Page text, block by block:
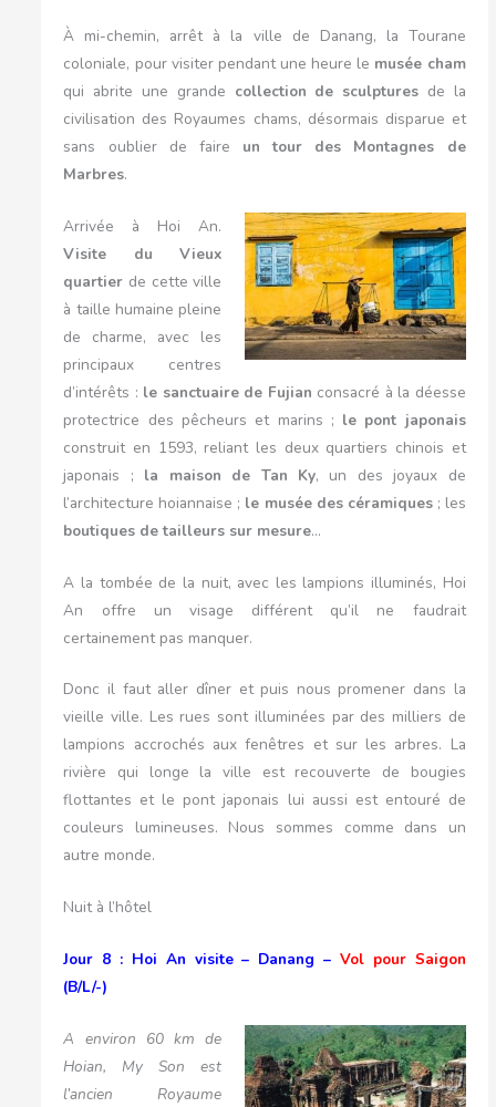
À mi-chemin, arrêt à la ville de Danang, la Tourane
coloniale, pour visiter pendant une heure le musée cham
qui abrite une grande collection de sculptures de la
civilisation des Royaumes chams, désormais disparue et
sans oublier de faire un tour des Montagnes de
Marbres.
Arrivée à Hoi An.
Visite du Vieux
quartier de cette ville
à taille humaine pleine
de charme, avec les
principaux centres
d’intérêts : le sanctuaire de Fujian consacré à la déesse
protectrice des pêcheurs et marins ; le pont japonais
construit en 1593, reliant les deux quartiers chinois et
japonais ; la maison de Tan Ky, un des joyaux de
l’architecture hoiannaise ; le musée des céramiques; les
boutiques de tailleurs sur mesure…
A la tombée de la nuit, avec les lampions illuminés, Hoi
An offre un visage différent qu’il ne faudrait
certainement pas manquer.
Donc il faut aller dîner et puis nous promener dans la
vieille ville. Les rues sont illuminées par des milliers de
lampions accrochés aux fenêtres et sur les arbres. La
rivière qui longe la ville est recouverte de bougies
flottantes et le pont japonais lui aussi est entouré de
couleurs lumineuses. Nous sommes comme dans un
autre monde.
Nuit à l’hôtel
Jour 8 : Hoi An visite – Danang – Vol pour Saigon
(B/L/-)
A environ 60 km de
Hoian, My Son est
l’ancien Royaume